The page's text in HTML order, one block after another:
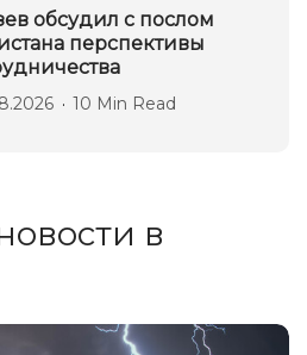
обсудил с послом
перспективы
10 Min Read
в